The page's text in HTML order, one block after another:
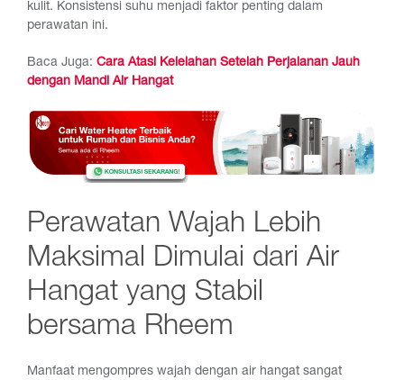
kulit. Konsistensi suhu menjadi faktor penting dalam
perawatan ini.
Baca Juga: Cara Atasi Kelelahan Setelah Perjalanan Jauh
dengan Mandi Air Hangat
Perawatan Wajah Lebih
Maksimal Dimulai dari Air
Hangat yang Stabil
bersama Rheem
Manfaat mengompres wajah dengan air hangat sangat